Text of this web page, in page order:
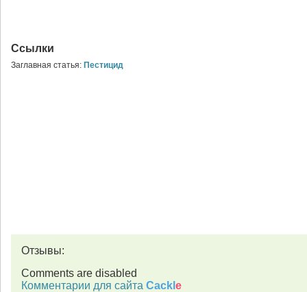
Ссылки
Заглавная статья: Пестицид
Отзывы:
Comments are disabled
Комментарии для сайта Cackl e